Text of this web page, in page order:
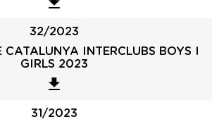
32/2023
INTERCLUBS BOYS I
GIRLS 2023
31/2023